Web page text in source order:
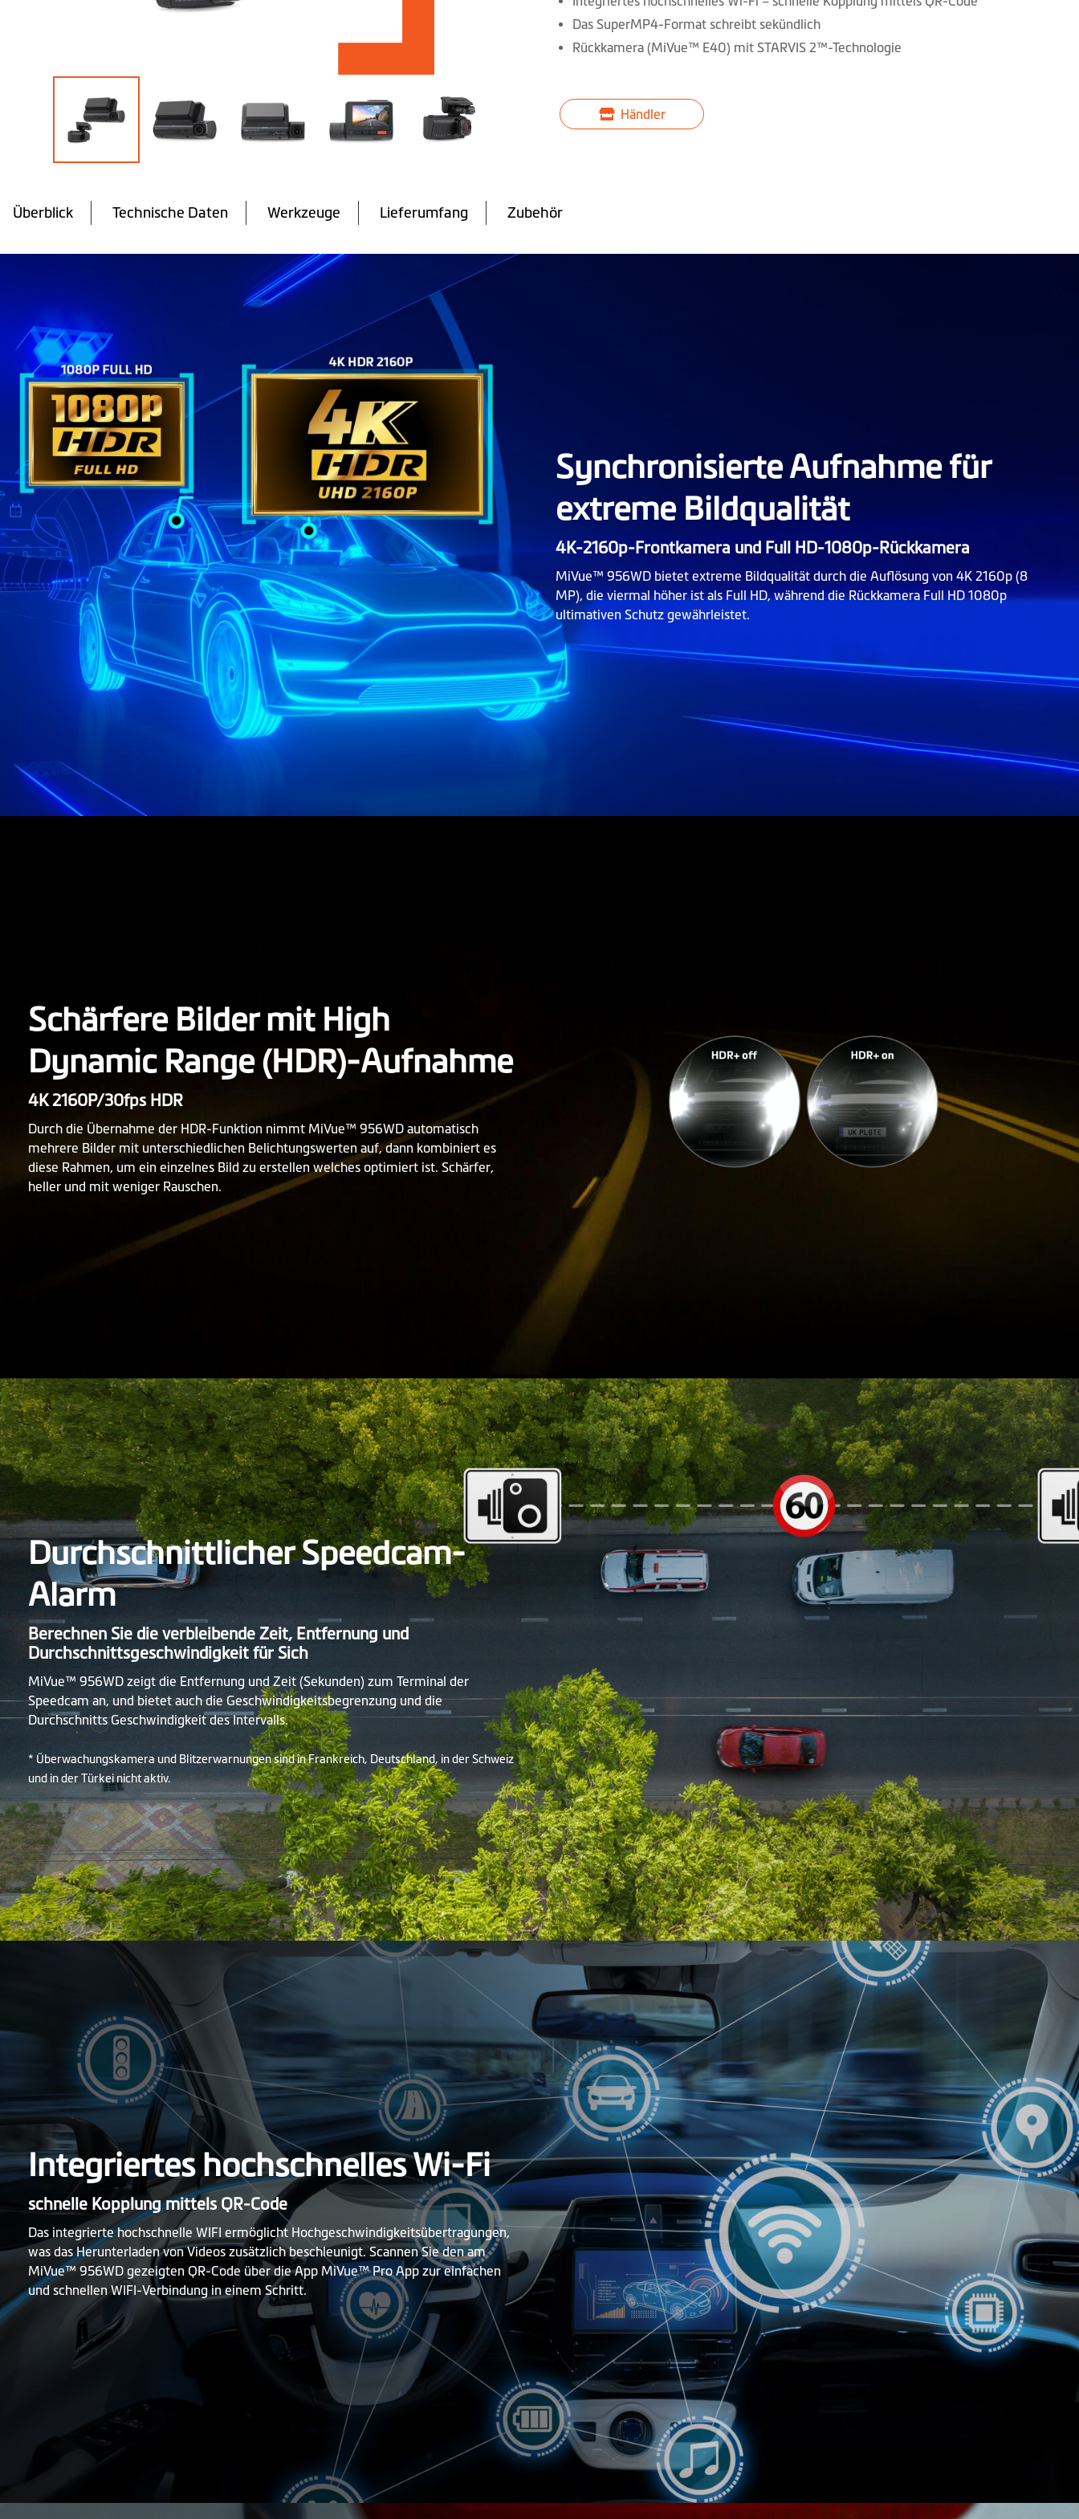
der
springen
Das SuperMP4-Format schreibt sekündlich
Rückkamera (MiVue™ E40) mit STARVIS 2™-Technologie
Händler
Überblick Technische Daten Werkzeuge Lieferumfang Zubehör
Synchronisierte Aufnahme für
extreme Bildqualität
4K-2160p-Frontkamera und Full HD-1080p-Rückkamera
MiVue™ 956WD bietet extreme Bildqualität durch die Auflösung von 4K 2160p (8
MP), die viermal höher ist als Full HD, während die Rückkamera Full HD 1080p
ultimativen Schutz gewährleistet.
Schärfere Bilder mit High
Dynamic Range (HDR)-Aufnahme
4K 2160P/30fps HDR
Durch die Übernahme der HDR-Funktion nimmt MiVue™ 956WD automatisch
mehrere Bilder mit unterschiedlichen Belichtungswerten auf, dann kombiniert es
diese Rahmen, um ein einzelnes Bild zu erstellen welches optimiert ist. Schärfer,
heller und mit weniger Rauschen.
Durchschnittlicher Speedcam-
Alarm
Berechnen Sie die verbleibende Zeit, Entfernung und
Durchschnittsgeschwindigkeit für Sich
MiVue™ 956WD zeigt die Entfernung und Zeit (Sekunden) zum Terminal der
Speedcam an, und bietet auch die Geschwindigkeitsbegrenzung und die
Durchschnitts Geschwindigkeit des Intervalls.
* Überwachungskamera und Blitzerwarnungen sind in Frankreich, Deutschland, in der Schweiz
und in der Türkei nicht aktiv.
Integriertes hochschnelles Wi-Fi
schnelle Kopplung mittels QR-Code
Das integrierte hochschnelle WIFI ermöglicht Hochgeschwindigkeitsübertragungen,
was das Herunterladen von Videos zusätzlich beschleunigt. Scannen Sie den am
MiVue™ 956WD gezeigten QR-Code über die App MiVue™ Pro App zur einfachen
und schnellen WIFI-Verbindung in einem Schritt.